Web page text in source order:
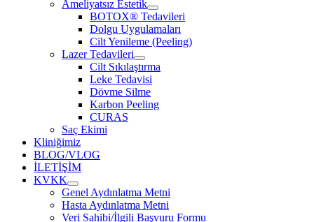
Ameliyatsız Estetik
BOTOX® Tedavileri
Dolgu Uygulamaları
Cilt Yenileme (Peeling)
Lazer Tedavileri
Cilt Sıkılaştırma
Leke Tedavisi
Dövme Silme
Karbon Peeling
CURAS
Saç Ekimi
Kliniğimiz
BLOG/VLOG
İLETİŞİM
KVKK
Genel Aydınlatma Metni
Hasta Aydınlatma Metni
Veri Sahibi/İlgili Başvuru Formu